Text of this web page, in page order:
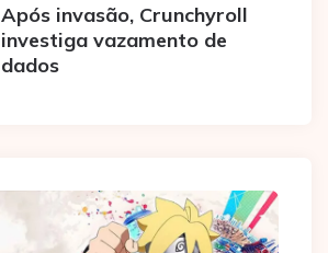
Após invasão, Crunchyroll
investiga vazamento de
dados